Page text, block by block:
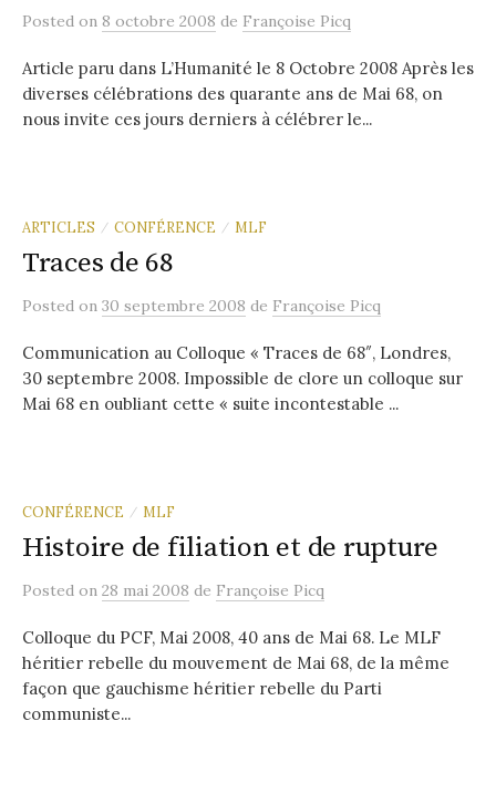
Posted on 8 octobre 2008 de Françoise Picq
Article paru dans L’Humanité le 8 Octobre 2008 Après les
diverses célébrations des quarante ans de Mai 68, on
nous invite ces jours derniers à célébrer le...
ARTICLES / CONFÉRENCE / MLF
Traces de 68
Posted on 30 septembre 2008 de Françoise Picq
Communication au Colloque « Traces de 68″, Londres,
30 septembre 2008. Impossible de clore un colloque sur
Mai 68 en oubliant cette « suite incontestable ...
CONFÉRENCE / MLF
Histoire de filiation et de rupture
Posted on 28 mai 2008 de Françoise Picq
Colloque du PCF, Mai 2008, 40 ans de Mai 68. Le MLF
héritier rebelle du mouvement de Mai 68, de la même
façon que gauchisme héritier rebelle du Parti
communiste...